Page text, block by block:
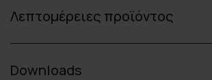
Λεπτομέρειες προϊόντος
Downloads